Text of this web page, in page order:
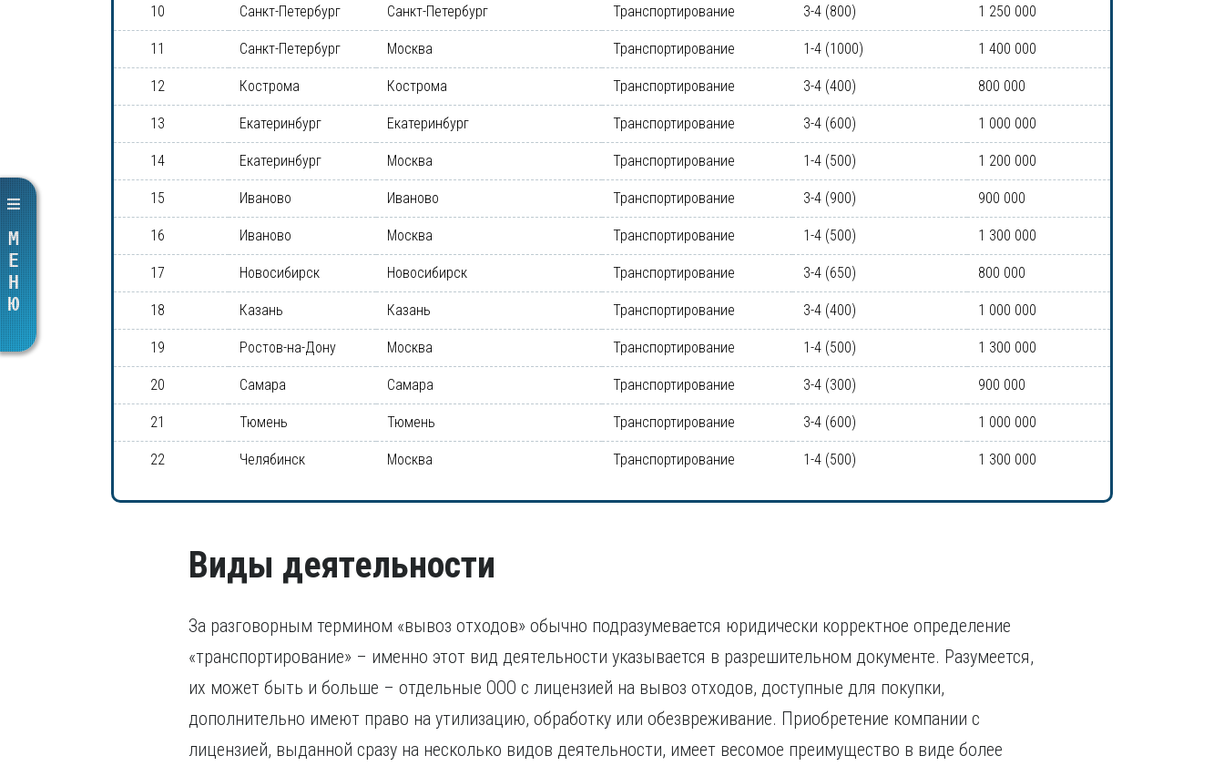
10 Санкт-Петербург Санкт-Петербург Транспортирование 3-4 (800) 1 250 000
11 Санкт-Петербург Москва Транспортирование 1-4 (1000) 1 400 000
12 Кострома Кострома Транспортирование 3-4 (400) 800 000
13 Екатеринбург Екатеринбург Транспортирование 3-4 (600) 1 000 000
14 Екатеринбург Москва Транспортирование 1-4 (500) 1 200 000
15 Иваново Иваново Транспортирование 3-4 (900) 900 000
16 Иваново Москва Транспортирование 1-4 (500) 1 300 000
17 Новосибирск Новосибирск Транспортирование 3-4 (650) 800 000
18 Казань Казань Транспортирование 3-4 (400) 1 000 000
19 Ростов-на-Дону Москва Транспортирование 1-4 (500) 1 300 000
20 Самара Самара Транспортирование 3-4 (300) 900 000
21 Тюмень Тюмень Транспортирование 3-4 (600) 1 000 000
22 Челябинск Москва Транспортирование 1-4 (500) 1 300 000
Виды деятельности
За разговорным термином «вывоз отходов» обычно подразумевается юридически корректное определение
«транспортирование» – именно этот вид деятельности указывается в разрешительном документе. Разумеется,
их может быть и больше – отдельные ООО с лицензией на вывоз отходов, доступные для покупки,
дополнительно имеют право на утилизацию, обработку или обезвреживание. Приобретение компании с
лицензией, выданной сразу на несколько видов деятельности, имеет весомое преимущество в виде более
МЕНЮ